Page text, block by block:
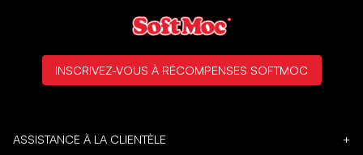
ASSISTANCE À LA CLIENTÈLE +
INSCRIVEZ-VOUS À RÉCOMPENSES SOFTMOC